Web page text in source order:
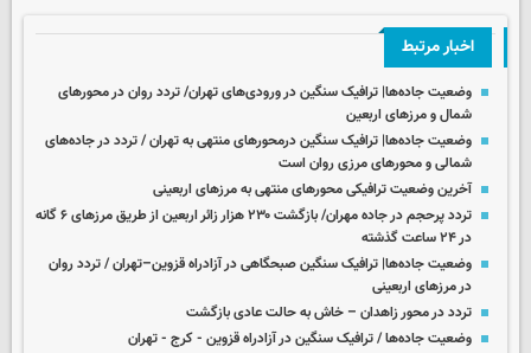
اخبار مرتبط
وضعیت جاده‌ها| ترافیک سنگین در ورودی‌های تهران/ تردد روان در محورهای
شمال و مرزهای اربعین
وضعیت جاده‌ها| ترافیک سنگین درمحورهای منتهی به تهران / تردد در جاده‌های
شمالی و محورهای مرزی روان است
آخرین وضعیت ترافیکی محورهای منتهی به مرزهای اربعینی
تردد پرحجم در جاده مهران/ بازگشت ۲۳۰ هزار زائر اربعین از طریق مرزهای ۶ گانه
در ۲۴ ساعت گذشته
وضعیت جاده‌ها| ترافیک سنگین صبحگاهی در آزادراه قزوین–تهران / تردد روان
در مرزهای اربعینی
تردد در محور زاهدان – خاش به حالت عادی بازگشت
وضعیت جاده‌ها / ترافیک سنگین در آزادراه قزوین - کرج - تهران